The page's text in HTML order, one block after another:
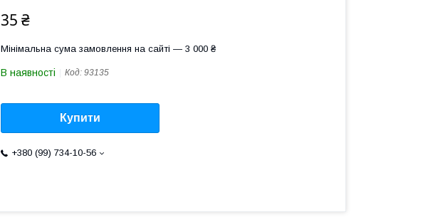
35 ₴
Мінімальна сума замовлення на сайті — 3 000 ₴
В наявності Код: 93135
Купити
+380 (99) 734-10-56